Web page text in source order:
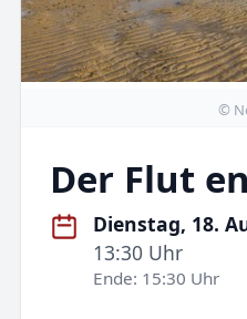
©
Der Flut
Dienstag, 18.
13:30 Uhr
Ende: 15:30 Uhr